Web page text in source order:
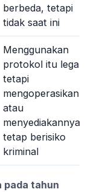
berbeda, tetapi
tidak saat ini
Menggunakan
protokol itu legal,
tetapi
atau
menyediakannya
tetap berisiko
kriminal
pada tahun